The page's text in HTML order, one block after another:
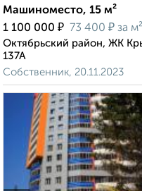
Машиноместо, 15 м²
1 100 000 ₽ 73 400 ₽ за м²
Октябрьский район, ЖК
137А
Собственник, 20.11.2023